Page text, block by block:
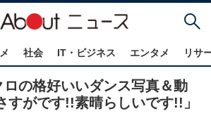
社会 IT・ビジネス エンタメ リサ
の格好いいダンス写真＆動
すがです!!素晴らしいです!!」